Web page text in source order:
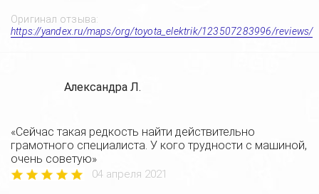
Оригинал отзыва:
https://yandex.ru/maps/org/toyota_elektrik/123507283996/reviews/
Александра Л.
«Сейчас такая редкость найти действительно
грамотного специалиста. У кого трудности с машиной,
очень советую»
04 апреля 2021